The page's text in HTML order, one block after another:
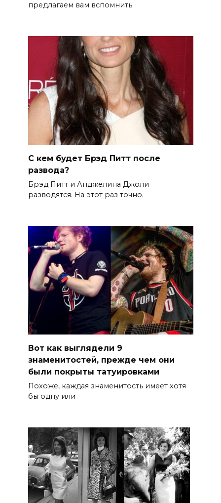
предлагаем вам вспомнить
С кем будет Брэд Питт после
развода?
Брэд Питт и Анджелина Джоли
разводятся. На этот раз точно.
Вот как выглядели 9
знаменитостей, прежде чем они
были покрыты татуировками
Похоже, каждая знаменитость имеет хотя
бы одну или